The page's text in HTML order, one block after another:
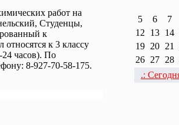
5
6 7
12
13 14
19
20 21
26
27 28
.:
работ на
Студенцы,
к
к 3 классу
24 часов). По
8-927-70-58-175.